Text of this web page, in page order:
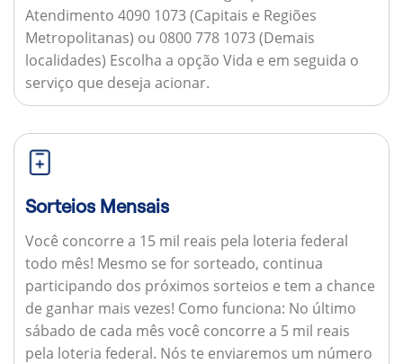
Atendimento 4090 1073 (Capitais e Regiões
Metropolitanas) ou 0800 778 1073 (Demais
localidades) Escolha a opção Vida e em seguida o
serviço que deseja acionar.
Sorteios Mensais
Você concorre a 15 mil reais pela loteria federal
todo mês! Mesmo se for sorteado, continua
participando dos próximos sorteios e tem a chance
de ganhar mais vezes! Como funciona: No último
sábado de cada mês você concorre a 5 mil reais
pela loteria federal. Nós te enviaremos um número